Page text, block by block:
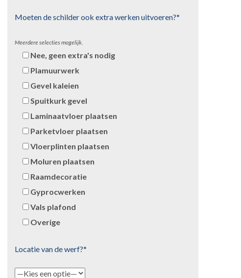
Moeten de schilder ook extra werken uitvoeren?*
Meerdere selecties mogelijk.
Nee, geen extra's nodig
Plamuurwerk
Gevel kaleien
Spuitkurk gevel
Laminaatvloer plaatsen
Parketvloer plaatsen
Vloerplinten plaatsen
Moluren plaatsen
Raamdecoratie
Gyprocwerken
Vals plafond
Overige
Locatie van de werf?*